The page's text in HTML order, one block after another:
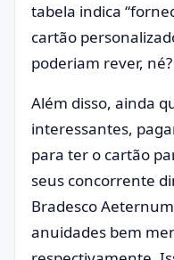
tabela indica
cartão
poderiam rever, né?
Além disso, ainda
interessantes,
para ter o cartão
seus concorrente
Bradesco
anuidades bem